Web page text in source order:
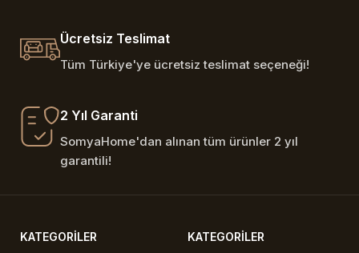
Ücretsiz Teslimat
Tüm Türkiye'ye ücretsiz teslimat seçeneği!
2 Yıl Garanti
SomyaHome'dan alınan tüm ürünler 2 yıl
garantili!
KATEGORILER
KATEGORILER